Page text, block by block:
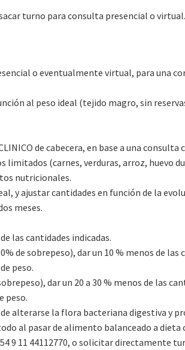
turno para consulta presencial o virtual.
o eventualmente virtual, para una
al peso ideal (tejido magro, sin
de cabecera, en base a una consulta
limitados (carnes, verduras, arroz, huevo
nutricionales.
y ajustar cantidades en función de la
meses.
las cantidades indicadas.
de sobrepeso), dar un 10 % menos de las
peso.
dar un 20 a 30 % menos de las
peso.
alterarse la flora bacteriana digestiva y
al pasar de alimento balanceado a dieta
9 11 44112770, o solicitar directamente